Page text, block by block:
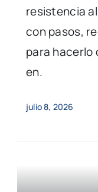
resistencia
con pasos,
para hacerlo
en.
julio 8, 2026